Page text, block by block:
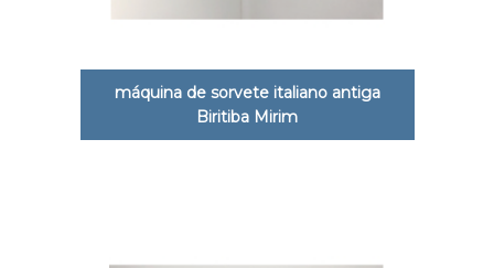
máquina de sorvete italiano antiga
Biritiba Mirim